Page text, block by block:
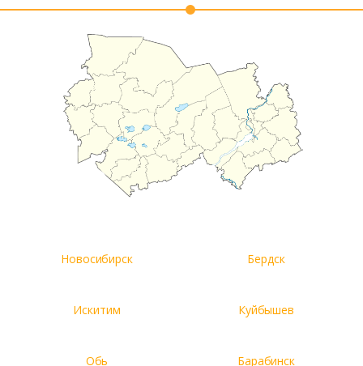
Новосибирск Бердск
Искитим Куйбышев
Обь Барабинск